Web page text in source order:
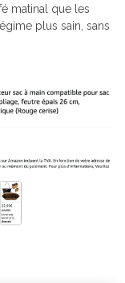
matinal que les
plus sain, sans